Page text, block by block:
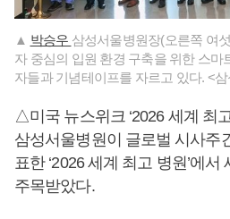
▲ 박승우 삼성서울병원장(오른쪽 여
자 중심의 입원 환경 구축을 위한 스마
자들과 기념테이프를 자르고 있다. <
△미국 뉴스위크 ‘2026 세계 최
삼성서울병원이 글로벌 시사주
표한 ‘2026 세계 최고 병원’에
주목받았다.